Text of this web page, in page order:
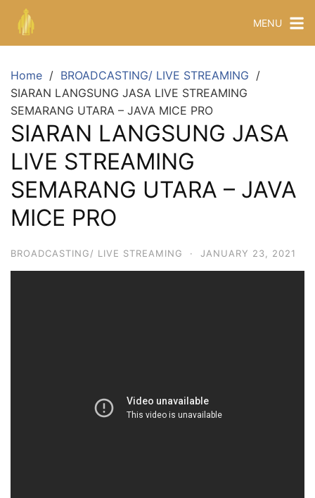
MENU
Home
BROADCASTING/ LIVE STREAMING
SIARAN LANGSUNG JASA LIVE STREAMING
SEMARANG UTARA – JAVA MICE PRO
SIARAN LANGSUNG JASA
LIVE STREAMING
SEMARANG UTARA – JAVA
MICE PRO
BROADCASTING/ LIVE STREAMING · JANUARY 23, 2021